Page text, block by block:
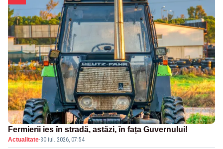
Fermierii ies în stradă, astăzi, în fața Guvernului!
Actualitate·30 iul. 2026, 07:54